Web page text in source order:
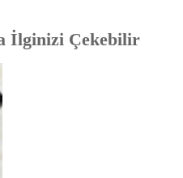
İlginizi Çekebilir